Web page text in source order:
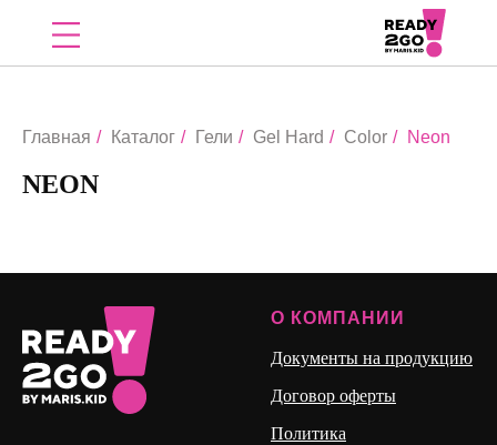
Главная / Каталог / Гели / Gel Hard / Color / Neon
NEON
О КОМПАНИИ
Документы на продукцию
Договор оферты
Политика